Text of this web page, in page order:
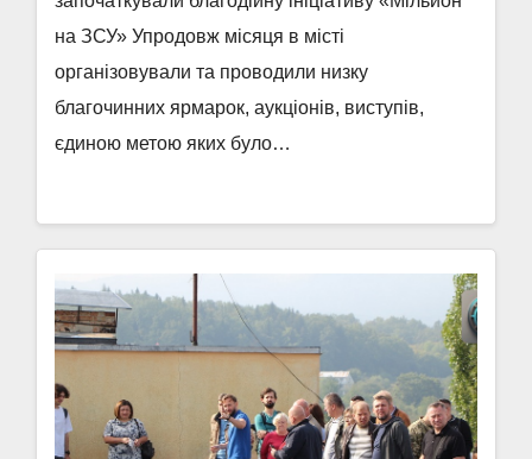
на ЗСУ» Упродовж місяця в місті
організовували та проводили низку
благочинних ярмарок, аукціонів, виступів,
єдиною метою яких було…